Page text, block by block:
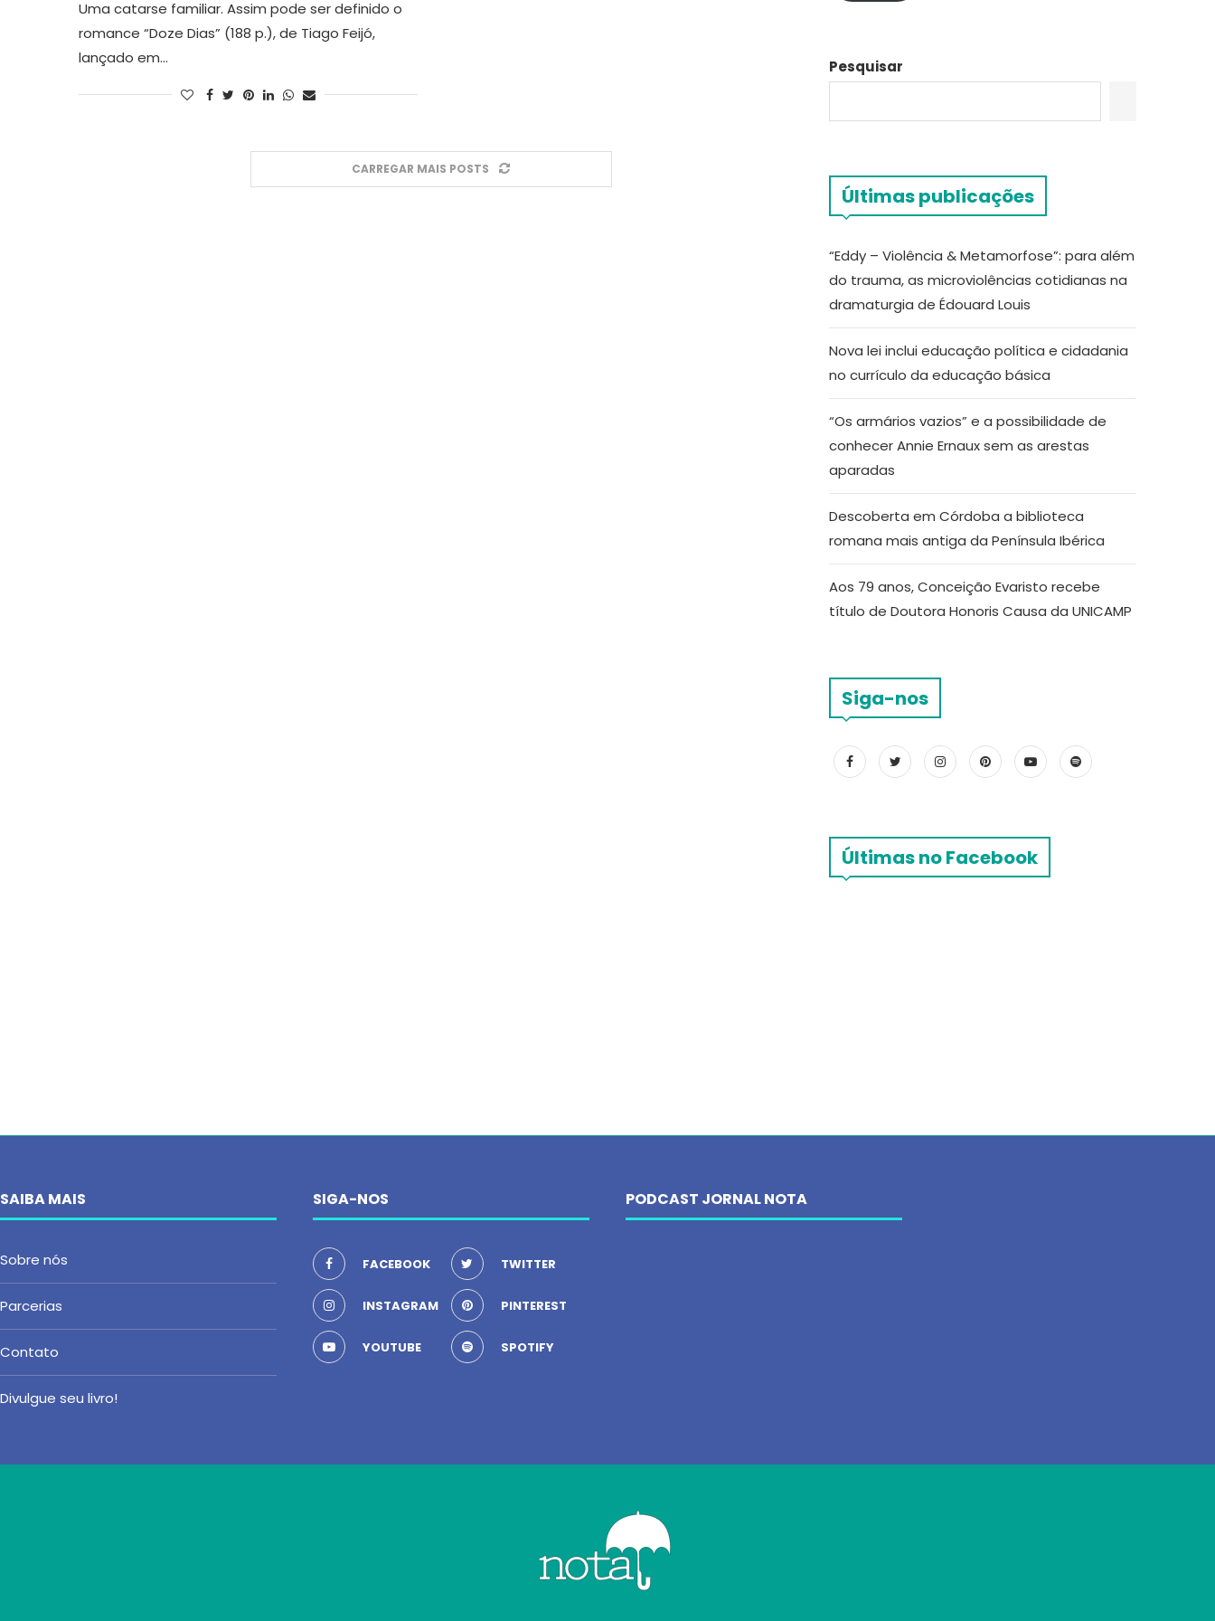
Uma catarse familiar. Assim pode ser definido o
romance “Doze Dias” (188 p.), de Tiago Feijó,
lançado em…
CARREGAR MAIS POSTS
Pesquisar
Últimas publicações
“Eddy – Violência & Metamorfose”: para além
do trauma, as microviolências cotidianas na
dramaturgia de Édouard Louis
Nova lei inclui educação política e cidadania
no currículo da educação básica
“Os armários vazios” e a possibilidade de
conhecer Annie Ernaux sem as arestas
aparadas
Descoberta em Córdoba a biblioteca
romana mais antiga da Península Ibérica
Aos 79 anos, Conceição Evaristo recebe
título de Doutora Honoris Causa da UNICAMP
Siga-nos
Últimas no Facebook
SAIBA MAIS
Sobre nós
Parcerias
Contato
Divulgue seu livro!
SIGA-NOS
FACEBOOK TWITTER
INSTAGRAM PINTEREST
YOUTUBE SPOTIFY
PODCAST JORNAL NOTA